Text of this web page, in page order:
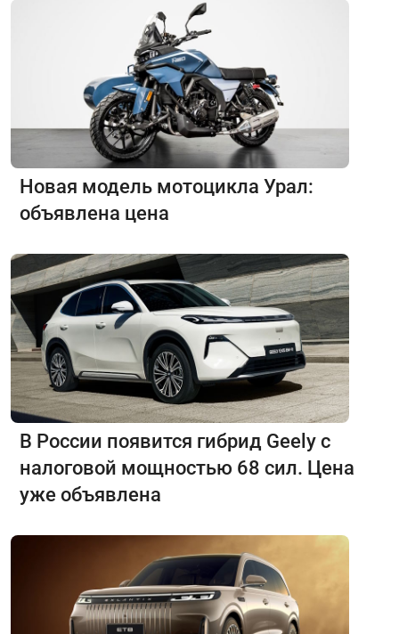
Новая модель мотоцикла Урал:
объявлена цена
В России появится гибрид Geely с
налоговой мощностью 68 сил. Цена
уже объявлена